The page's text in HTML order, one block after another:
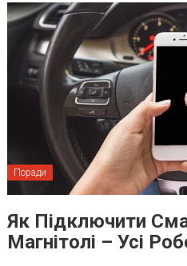
Поради
Як Підключити
Магнітолі – Усі